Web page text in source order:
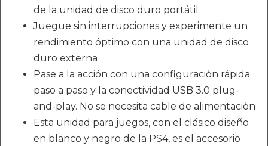
de la unidad de disco duro portátil
Juegue sin interrupciones y experimente un
rendimiento óptimo con una unidad de disco
duro externa
Pase a la acción con una configuración rápida
paso a paso y la conectividad USB 3.0 plug-
and-play. No se necesita cable de alimentación
Esta unidad para juegos, con el clásico diseño
en blanco y negro de la PS4, es el accesorio